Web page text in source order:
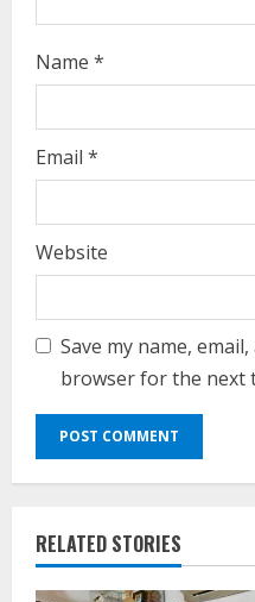
Name *
Email *
Website
Save my name,
browser for the next
RELATED STORIES